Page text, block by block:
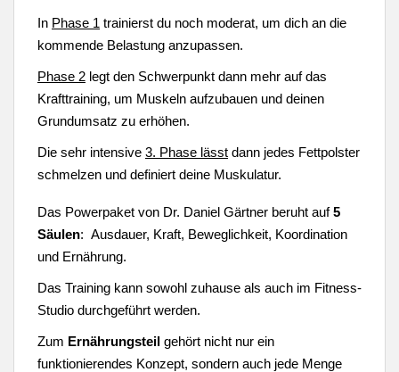
In Phase 1 trainierst du noch moderat, um dich an die
kommende Belastung anzupassen.
Phase 2 legt den Schwerpunkt dann mehr auf das
Krafttraining, um Muskeln aufzubauen und deinen
Grundumsatz zu erhöhen.
Die sehr intensive 3. Phase lässt dann jedes Fettpolster
schmelzen und definiert deine Muskulatur.
Das Powerpaket von Dr. Daniel Gärtner beruht auf5
Säulen: Ausdauer, Kraft, Beweglichkeit, Koordination
und Ernährung.
Das Training kann sowohl zuhause als auch im Fitness-
Studio durchgeführt werden.
Zum Ernährungsteil gehört nicht nur ein
funktionierendes Konzept, sondern auch jede Menge